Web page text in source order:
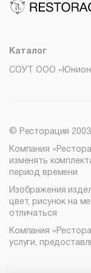
Мебель на заказ
Каталог PDF
Каталог
СОУТ ООО
© Ресторация
Компания
изменять
период времени
Изображения
цвет, рисунок на
отличаться
Компания
услуги,